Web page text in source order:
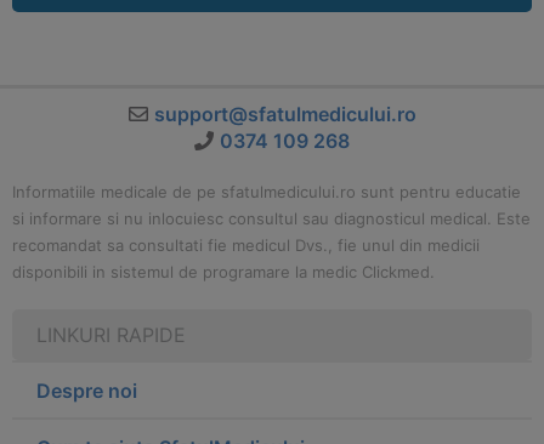
support@sfatulmedicului.ro
0374 109 268
Informatiile medicale de pe sfatulmedicului.ro sunt pentru educatie
si informare si nu inlocuiesc consultul sau diagnosticul medical. Este
recomandat sa consultati fie medicul Dvs., fie unul din medicii
disponibili in sistemul de programare la medic Clickmed.
LINKURI RAPIDE
Despre noi